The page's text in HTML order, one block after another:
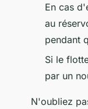
En cas
au
pendant
Si le
par un
N'oubliez